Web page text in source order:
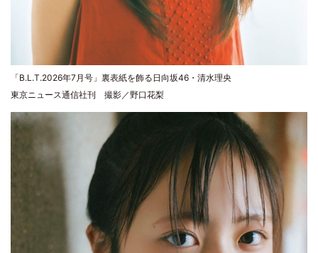
「B.L.T.2026年7月号」裏表紙を飾る日向坂46・清水理央
東京ニュース通信社刊 撮影／野口花梨